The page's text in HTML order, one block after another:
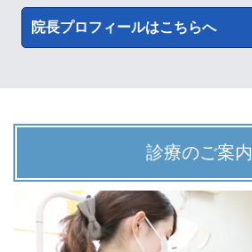
院長プロフィールはこちらへ
診療のご案内